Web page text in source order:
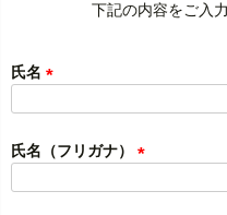
下記の内容をご入
氏名
須
)
氏名（フリガナ）